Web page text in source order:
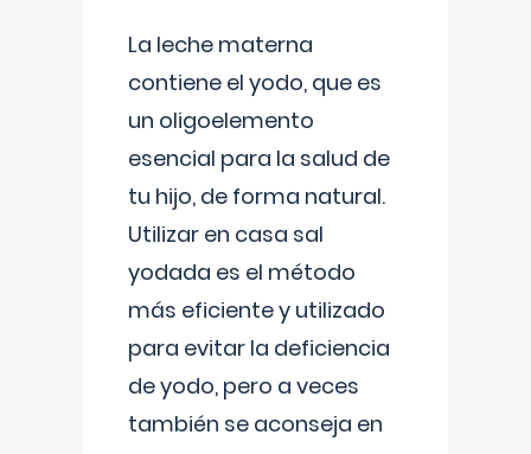
La leche materna
contiene el yodo, que es
un oligoelemento
esencial para la salud de
tu hijo, de forma natural.
Utilizar en casa sal
yodada es el método
más eficiente y utilizado
para evitar la deficiencia
de yodo, pero a veces
también se aconseja en